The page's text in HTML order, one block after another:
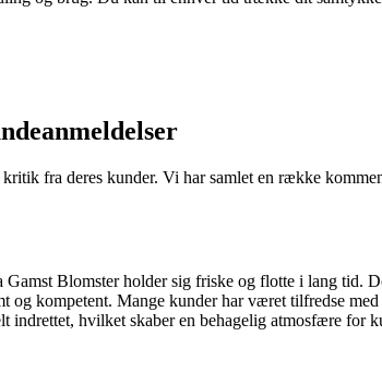
fra deres kunder. Vi har samlet en række
Blomster holder sig friske og flotte i lang tid.
og kompetent. Mange kunder har været tilfredse
indrettet, hvilket skaber en behagelig atmosfære for